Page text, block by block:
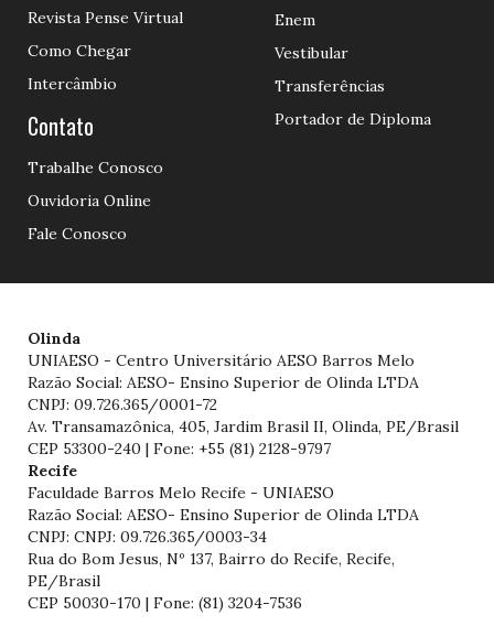
Revista Pense Virtual
Como Chegar
Intercâmbio
Contato
Trabalhe Conosco
Ouvidoria Online
Fale Conosco
Enem
Vestibular
Transferências
Portador de Diploma
Olinda
UNIAESO - Centro Universitário AESO Barros Melo
Razão Social: AESO- Ensino Superior de Olinda LTDA
CNPJ: 09.726.365/0001-72
Av. Transamazônica, 405, Jardim Brasil II, Olinda, PE/Brasil
CEP 53300-240 | Fone: +55 (81) 2128-9797
Recife
Faculdade Barros Melo Recife - UNIAESO
Razão Social: AESO- Ensino Superior de Olinda LTDA
CNPJ: CNPJ: 09.726.365/0003-34
Rua do Bom Jesus, Nº 137, Bairro do Recife, Recife,
PE/Brasil
CEP 50030-170 | Fone: (81) 3204-7536